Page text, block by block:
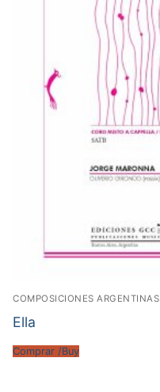
COMPOSICIONES ARGENTINAS
Ella
Comprar /Buy